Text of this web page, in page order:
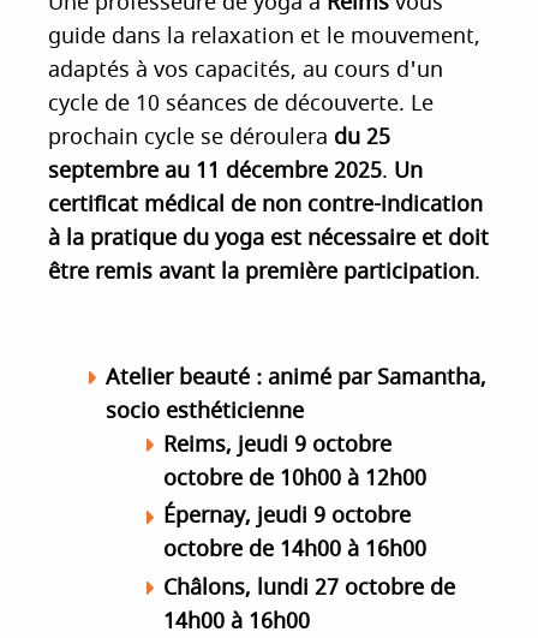
guide dans la relaxation et le mouvement,
adaptés à vos capacités, au cours d'un
cycle de 10 séances de découverte. Le
prochain cycle se déroulera du 25
septembre au 11 décembre 2025. Un
certificat médical de non contre-indication
à la pratique du yoga est nécessaire et doit
être remis avant la première participation.
Atelier beauté : animé par Samantha,
socio esthéticienne
Reims, jeudi 9 octobre
octobre de 10h00 à 12h00
Épernay, jeudi 9 octobre
octobre de 14h00 à 16h00
Châlons, lundi 27 octobre de
14h00 à 16h00